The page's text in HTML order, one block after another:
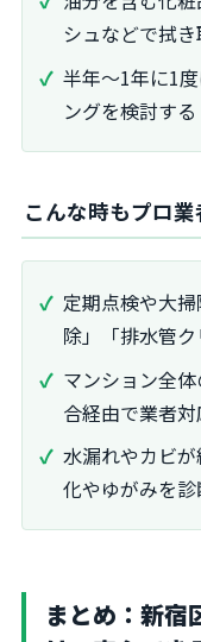
シュなどで拭
半年～1年に1
ングを検討する
こんな時もプロ業
定期点検や大
除」「排水管
マンション全
合経由で業者
水漏れやカビ
化やゆがみを
まとめ：新宿